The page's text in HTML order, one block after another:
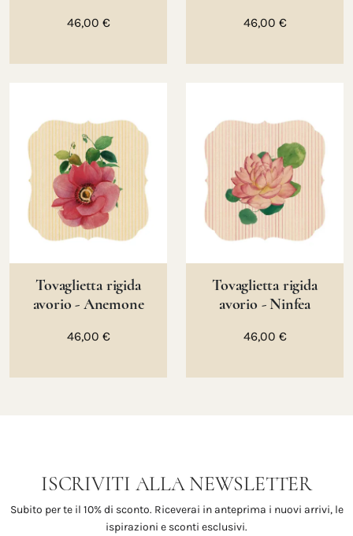
46,00 € 46,00 €
Tovaglietta rigida
avorio - Anemone
46,00 €
Tovaglietta rigida
avorio - Ninfea
46,00 €
ISCRIVITI ALLA NEWSLETTER
Subito per te il 10% di sconto. Riceverai in anteprima i nuovi arrivi, le
ispirazioni e sconti esclusivi.